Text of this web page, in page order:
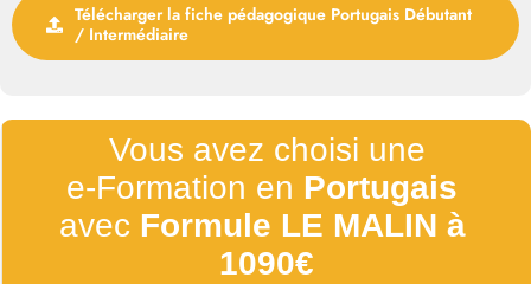
Télécharger la fiche pédagogique Portugais Débutant
/ Intermédiaire
Vous avez choisi une
e-Formation en Portugais
avec Formule LE MALIN à
1090€